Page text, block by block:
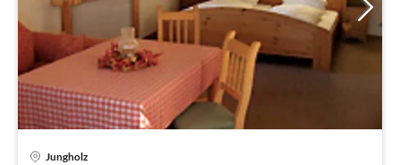
Jungholz